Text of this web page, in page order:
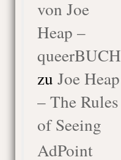
von Joe
Heap –
queerBUCH
zu Joe Heap
– The Rules
of Seeing
AdPoint